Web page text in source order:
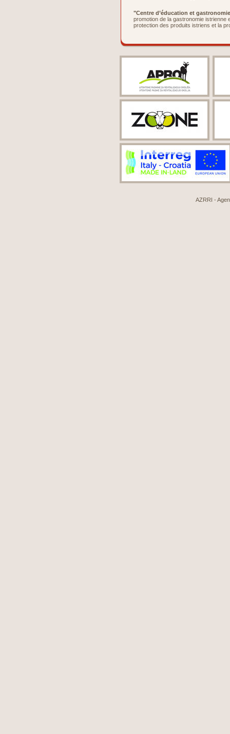
"Centre d’éducation et
promotion de la gastronomie istrienne
protection des produits istriens et la
AZRRI -